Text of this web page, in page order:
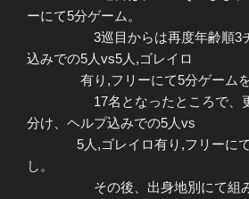
ーにて5分ゲーム。
3巡目からは再度年齢順3チ
込みでの5人vs5人,ゴレイロ
有り,フリーにて5分ゲーム
17名となったところで、更
分け、ヘルプ込みでの5人vs
5人,ゴレイロ有り,フリーにて5
し。
その後、出身地別にて組み